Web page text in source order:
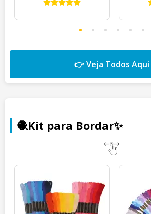
👉 Veja Todos Aqui
🧶Kit para Bordar✨